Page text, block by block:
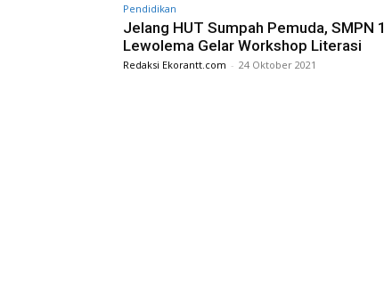
Pendidikan
Jelang HUT Sumpah Pemuda, SMPN 1
Lewolema Gelar Workshop Literasi
Redaksi Ekorantt.com - 24 Oktober 2021